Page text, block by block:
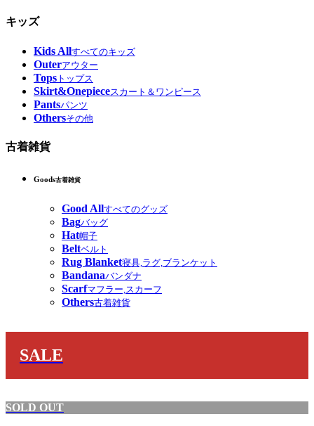
キッズ
Kids Allすべてのキッズ
Outerアウター
Tops トップス
Skirt&Onepieceスカート＆ワンピース
Pantsパンツ
Othersその他
古着雑貨
Goods古着雑貨
Good Allすべてのグッズ
Bagバッグ
Hat帽子
Beltベルト
Rug Blanket寝具,ラグ,ブランケット
Bandanaバンダナ
Scarfマフラー,スカーフ
Others古着雑貨
SALE
SOLD OUT